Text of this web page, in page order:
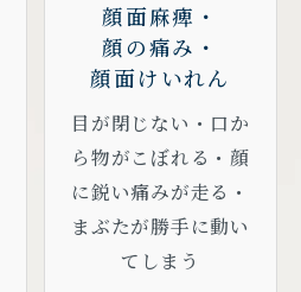
顔面麻痺・
顔の痛み・
顔面けいれん
目が閉じない・口か
ら物がこぼれる・顔
に鋭い痛みが走る・
まぶたが勝手に動い
てしまう